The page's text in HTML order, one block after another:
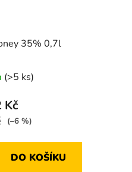
35% 0,7l
(>5 ks)
Kč
(–6 %)
DO KOŠÍKU